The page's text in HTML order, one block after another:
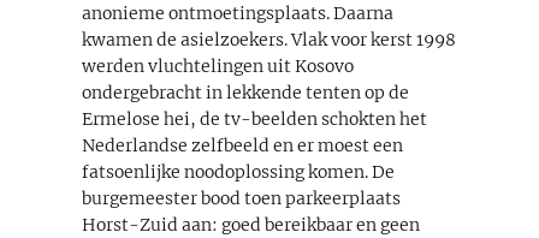
anonieme ontmoetingsplaats. Daarna
kwamen de asielzoekers. Vlak voor kerst 1998
werden vluchtelingen uit Kosovo
ondergebracht in lekkende tenten op de
Ermelose hei, de tv-beelden schokten het
Nederlandse zelfbeeld en er moest een
fatsoenlijke noodoplossing komen. De
burgemeester bood toen parkeerplaats
Horst-Zuid aan: goed bereikbaar en geen